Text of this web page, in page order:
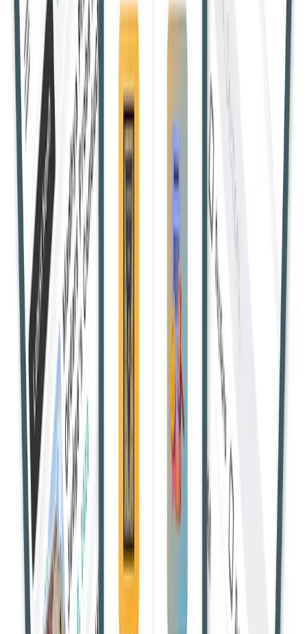
दिल्ली उच्च न्यायालय ने POCSO मामले में एक अपील को खारिज करते
हुए 15 साल की सजा को बरकरार रखा और फैसला सुनाया कि मामूली
विसंगतियां पीड़ित की विश्वसनीय गवाही को कमजोर नहीं करती हैं। - राम
मूरत बनाम राज्य (दिल्ली राष्ट्रीय राजधानी) और अन्य।
Shivam Y.
25 Apr 2026, 14:16:41 IST